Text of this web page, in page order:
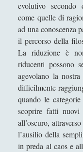
Bonaventura - Vita e
Dante Alighieri -
Des fames, des dez
25545, f. 4r) –
L’apogeo della
Ruggero Bacone -
[Recensione]
(Diarkos 2023)
';
evolutivo secondo
come quelle di
ad una conoscenza
il percorso della
La riduzione è
riducenti possono
agevolano la
difficilmente
quando le
scoprire fatti
all’oscuro,
l’ausilio della
in preda al caos e